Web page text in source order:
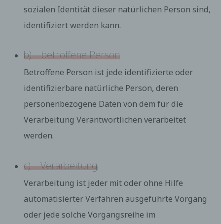
sozialen Identität dieser natürlichen Person sind,
identifiziert werden kann.
b) betroffene Person
Betroffene Person ist jede identifizierte oder
identifizierbare natürliche Person, deren
personenbezogene Daten von dem für die
Verarbeitung Verantwortlichen verarbeitet
werden.
c) Verarbeitung
Verarbeitung ist jeder mit oder ohne Hilfe
automatisierter Verfahren ausgeführte Vorgang
oder jede solche Vorgangsreihe im